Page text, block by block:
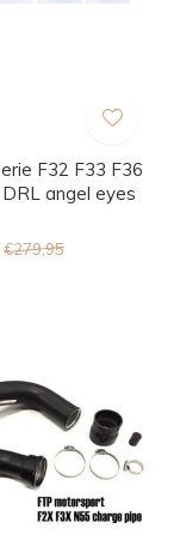
F32 F33 F36
angel eyes
€279,95